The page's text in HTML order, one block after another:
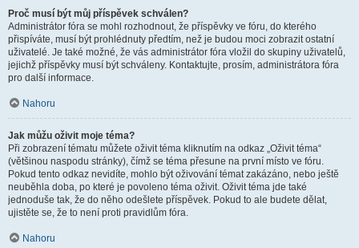
Proč musí být můj příspěvek schválen?
Administrátor fóra se mohl rozhodnout, že příspěvky ve fóru, do kterého
přispíváte, musí být prohlédnuty předtím, než je budou moci zobrazit ostatní
uživatelé. Je také možné, že vás administrátor fóra vložil do skupiny uživatelů,
jejichž příspěvky musí být schváleny. Kontaktujte, prosím, administrátora fóra
pro další informace.
Nahoru
Jak můžu oživit moje téma?
Při zobrazení tématu můžete oživit téma kliknutím na odkaz „Oživit téma“
(většinou naspodu stránky), čímž se téma přesune na první místo ve fóru.
Pokud tento odkaz nevidíte, mohlo být oživování témat zakázáno, nebo ještě
neuběhla doba, po které je povoleno téma oživit. Oživit téma jde také
jednoduše tak, že do něho odešlete příspěvek. Pokud to ale budete dělat,
ujistěte se, že to není proti pravidlům fóra.
Nahoru